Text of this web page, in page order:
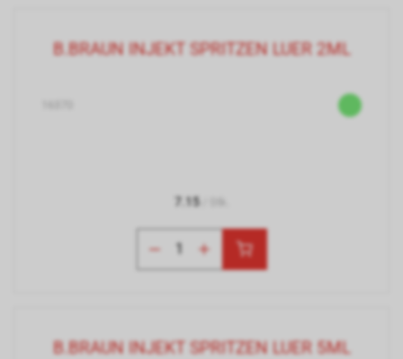
B.BRAUN INJEKT SPRITZEN LUER 2ML
7.15
B.BRAUN INJEKT SPRITZEN LUER 5ML